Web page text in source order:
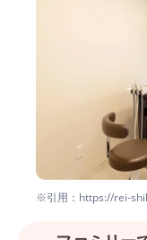
※引用：https://rei-